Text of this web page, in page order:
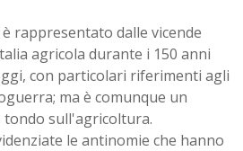
rappresentato dalle vicende
agricola durante i 150 anni
con particolari riferimenti agli
ma è comunque un
sull'agricoltura.
le antinomie che hanno